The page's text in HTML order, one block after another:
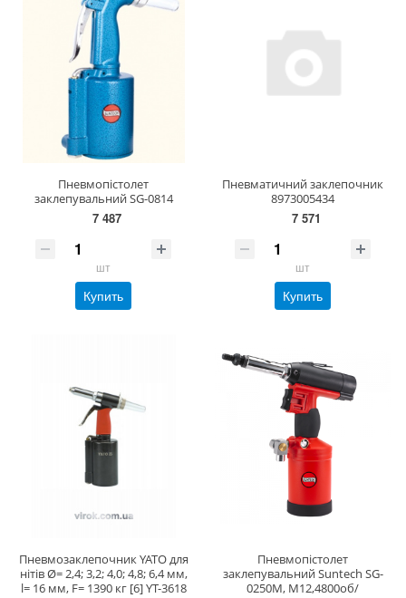
Пневмопістолет
заклепувальний SG-0814
7 487
шт
Купить
Пневматичний заклепочник
8973005434
7 571
шт
Купить
Пневмозаклепочник YATO для
нітів Ø= 2,4; 3,2; 4,0; 4,8; 6,4 мм,
l= 16 мм, F= 1390 кг [6] YT-3618
Пневмопістолет
заклепувальний Suntech SG-
0250M, M12,4800об/